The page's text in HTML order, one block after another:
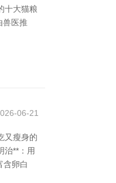
十大猫粮
兽医推
06-21
又瘦身的
治**：用
含卵白